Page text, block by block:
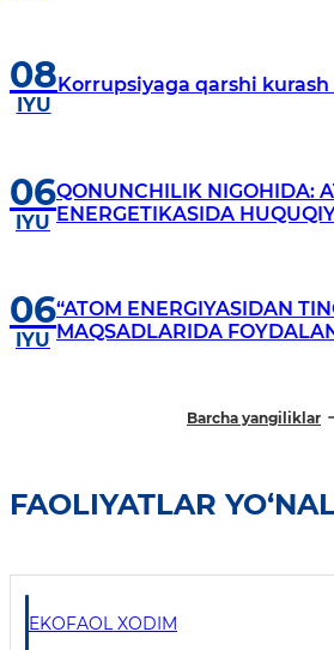
08
IYU
Korrupsiyaga qarshi
06
IYU
QONUNCHILIK NIGOHIDA:
ENERGETIKASIDA
06
IYU
“ATOM ENERGIYASIDAN
MAQSADLARIDA
Barcha yangiliklar
FAOLIYATLAR
EKOFAOL XODIM